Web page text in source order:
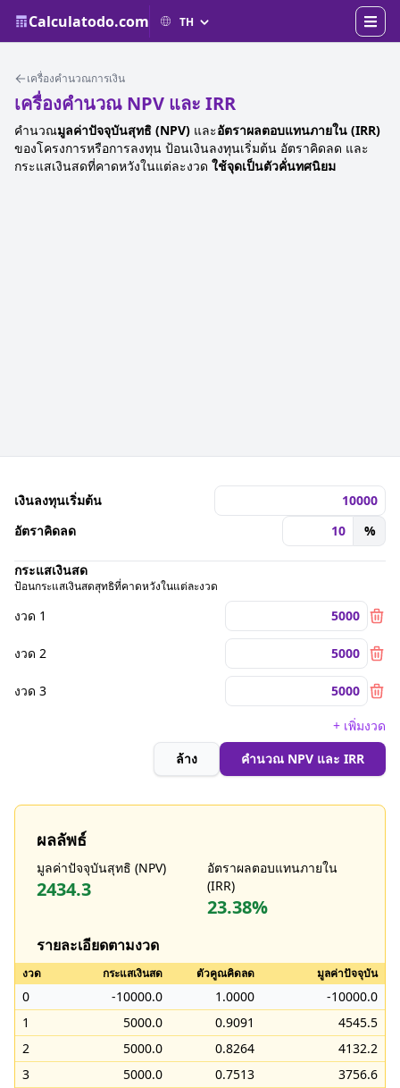
Calculatodo.com
เครื่องคำนวณการเงิน
เครื่องคำนวณ NPV และ IRR
คำนวณมูลค่าปัจจุบันสุทธิ (NPV) และอัตราผลตอบแทนภายใน (IRR)
ของโครงการหรือการลงทุน ป้อนเงินลงทุนเริ่มต้น อัตราคิดลด และ
กระแสเงินสดที่คาดหวังในแต่ละงวด ใช้จุดเป็นตัวคั่นทศนิยม
เงินลงทุนเริ่มต้น
อัตราคิดลด
%
กระแสเงินสด
ป้อนกระแสเงินสดสุทธิที่คาดหวังในแต่ละงวด
งวด 1
งวด 2
งวด 3
+ เพิ่มงวด
ล้าง
คำนวณ NPV และ IRR
ผลลัพธ์
มูลค่าปัจจุบันสุทธิ (NPV)
2434.3
อัตราผลตอบแทนภายใน
(IRR)
23.38%
รายละเอียดตามงวด
งวด กระแสเงินสด ตัวคูณคิดลด มูลค่าปัจจุบัน
0 -10000.0 1.0000
-10000.0
1
5000.0 0.9091
4545.5
2
5000.0 0.8264
4132.2
3
5000.0 0.7513
3756.6